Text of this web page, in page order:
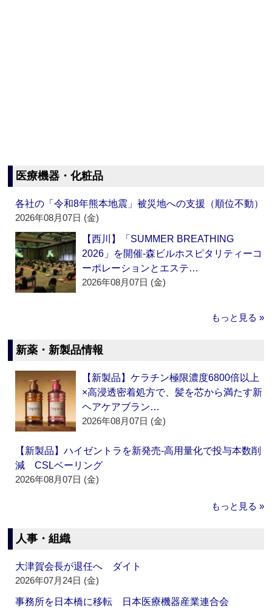
医療機器・化粧品
各社の「令和8年熊本地震」被災地への支援（順位不動）
2026年08月07日 (金)
【西川】「SUMMER BREATHING
2026」を開催‐森ビルホスピタリティーコ
ーポレーションとエステ…
2026年08月07日 (金)
もっと見る »
新薬・新製品情報
【新製品】ケラチン極限濃度6800倍以上
×高浸透密着処方で、髪を芯から満たす新
ヘアケアブラン…
2026年08月07日 (金)
【新製品】ハイゼントラを新発売‐高用量化で投与本数削
減 CSLベーリング
2026年08月07日 (金)
もっと見る »
人事・組織
大津賀会長が退任へ ダイト
2026年07月24日 (金)
事務所を日本橋に移転 日本医療機器産業連合会